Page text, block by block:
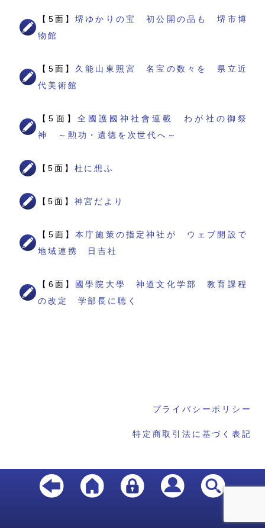
【5面】堺ゆかりの宝 初公開の品も 堺市博
物館
【5面】 久能山東照宮 名宝の数々を 県立近
代美術館
【5面】 全國護國神社會連載 わが社の御祭
神 ～勲功・遺徳を次世代へ～
【5面】 杜に想ふ
【5面】 神宮だより
【5面】本庁施策の指定神社が ウェブ開設で
地域連携 日吉社
【6面】
國學院大學 神道文化学部 教育課程
の改定 学部長に聴く
プライバシーポリシー
特定商取引法に基づく表記